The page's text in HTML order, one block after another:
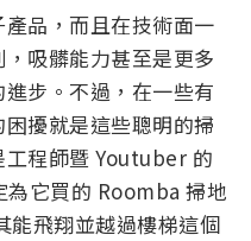
品，而且在技術面一
吸髒能力甚至是更多
步。不過，在一些有
擾就是這些聰明的掃
程師暨 Youtuber 的
它買的 Roomba 掃地
能飛翔並越過樓梯這個